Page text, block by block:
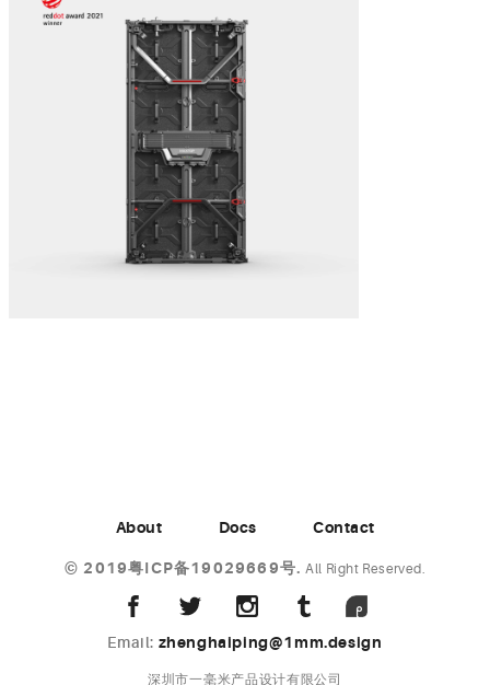
About Docs Contact
© 2019粤ICP备19029669号. All Right Reserved.
Email: zhenghaiping@1mm.design
深圳市一毫米产品设计有限公司